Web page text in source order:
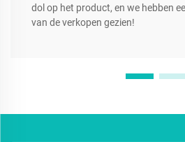
dol op het product, en we hebben
van de verkopen gezien!